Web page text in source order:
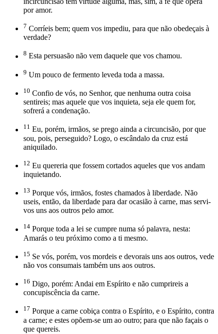
por amor.
7 Corríeis bem; quem vos impediu, para que não obedeçais à
verdade?
8 Esta persuasão não vem daquele que vos chamou.
9 Um pouco de fermento leveda toda a massa.
10 Confio de vós, no Senhor, que nenhuma outra coisa
sentireis; mas aquele que vos inquieta, seja ele quem for,
sofrerá a condenação.
11 Eu, porém, irmãos, se prego ainda a circuncisão, por que
sou, pois, perseguido? Logo, o escândalo da cruz está
aniquilado.
12 Eu quereria que fossem cortados aqueles que vos andam
inquietando.
13 Porque vós, irmãos, fostes chamados à liberdade. Não
useis, então, da liberdade para dar ocasião à carne, mas servi-
vos uns aos outros pelo amor.
14 Porque toda a lei se cumpre numa só palavra, nesta:
Amarás o teu próximo como a ti mesmo.
15 Se vós, porém, vos mordeis e devorais uns aos outros, vede
não vos consumais também uns aos outros.
16 Digo, porém: Andai em Espírito e não cumprireis a
concupiscência da carne.
17 Porque a carne cobiça contra o Espírito, e o Espírito, contra
a carne; e estes opõem-se um ao outro; para que não façais o
que quereis.